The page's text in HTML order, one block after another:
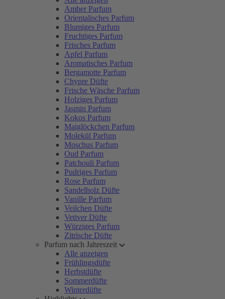
Amber Parfum
Orientalisches Parfum
Blumiges Parfum
Fruchtiges Parfum
Frisches Parfum
Apfel Parfum
Aromatisches Parfum
Bergamotte Parfum
Chypre Düfte
Frische Wäsche Parfum
Holziges Parfum
Jasmin Parfum
Kokos Parfum
Maiglöckchen Parfum
Molekül Parfum
Moschus Parfum
Oud Parfum
Patchouli Parfum
Pudriges Parfum
Rose Parfum
Sandelholz Düfte
Vanille Parfum
Veilchen Düfte
Vetiver Düfte
Würziges Parfum
Zitrische Düfte
Parfum nach Jahreszeit
Alle anzeigen
Frühlingsdüfte
Herbstdüfte
Sommerdüfte
Winterdüfte